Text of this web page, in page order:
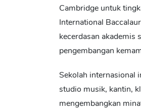
Cambridge untuk
International
kecerdasan akademis
pengembangan
Sekolah internasional
studio musik, kantin,
mengembangkan